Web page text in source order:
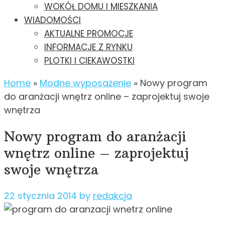
WOKÓŁ DOMU I MIESZKANIA
WIADOMOŚCI
AKTUALNE PROMOCJE
INFORMACJE Z RYNKU
PLOTKI I CIEKAWOSTKI
Home » Modne wyposażenie » Nowy program
do aranżacji wnętrz online – zaprojektuj swoje
wnętrza
Nowy program do aranżacji
wnętrz online – zaprojektuj
swoje wnętrza
22 stycznia 2014 by redakcja